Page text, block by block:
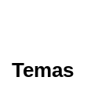
Temas